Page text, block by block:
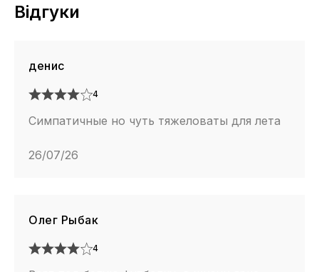
Відгуки
денис
4
Симпатичные но чуть тяжеловаты для лета
26/07/26
Олег Рыбак
4